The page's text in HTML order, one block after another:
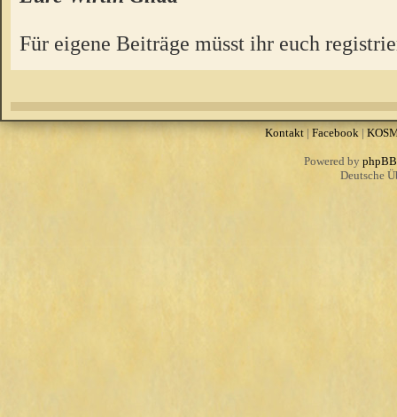
Für eigene Beiträge müsst ihr euch
Kontakt| Facebook |
Powered by phpBB
Deutsche